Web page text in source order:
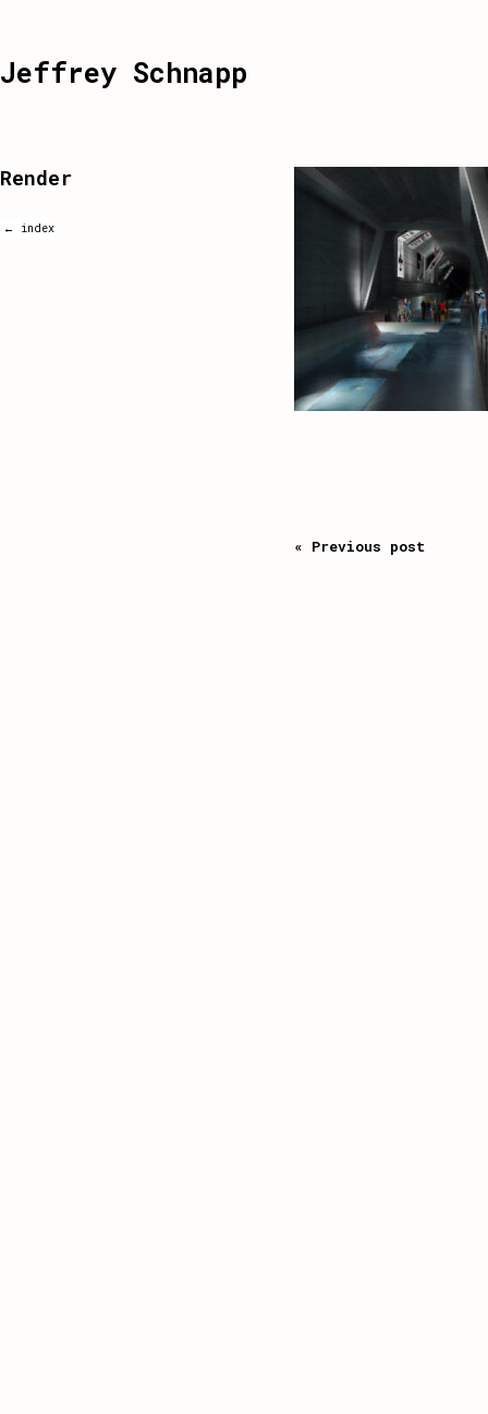
Jeffrey Schnapp
« Previous post
Render
← index